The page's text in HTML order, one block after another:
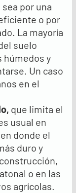
sea por una
o por
La mayoría
suelo
húmedos y
Un caso
en el
que limita el
usual en
donde el
duro y
o en las
agrícolas.